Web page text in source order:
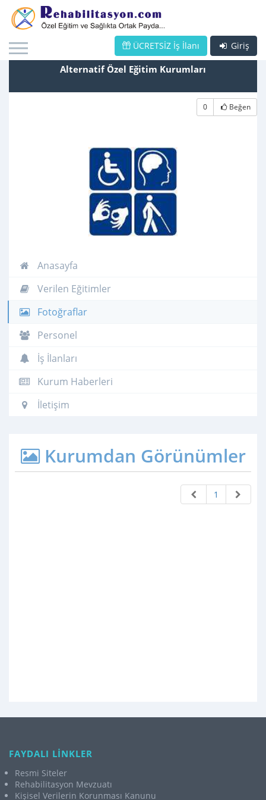
Giriş
ÜCRETSİZ İş İlanı
Alternatif Özel Eğitim Kurumları
0 Beğen
Anasayfa
Verilen Eğitimler
Fotoğraflar
Personel
İş İlanları
Kurum Haberleri
İletişim
Kurumdan Görünümler
1
FAYDALI LİNKLER
Resmi Siteler
Rehabilitasyon Mevzuatı
Kişisel Verilerin Korunması Kanunu